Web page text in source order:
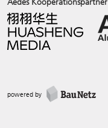
Aedes Kooperationspartner
powered by